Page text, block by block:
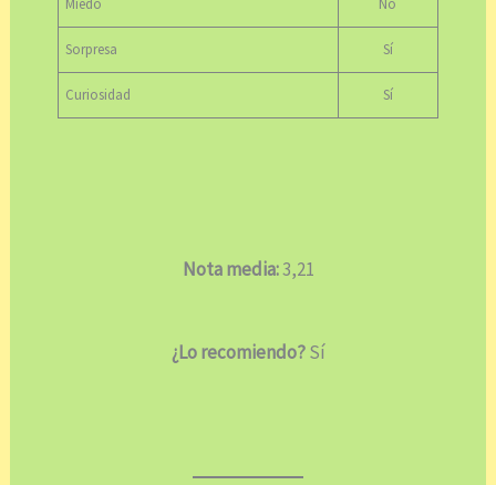
Miedo No
Sorpresa Sí
Curiosidad Sí
Nota media:3,21
¿Lo recomiendo?Sí